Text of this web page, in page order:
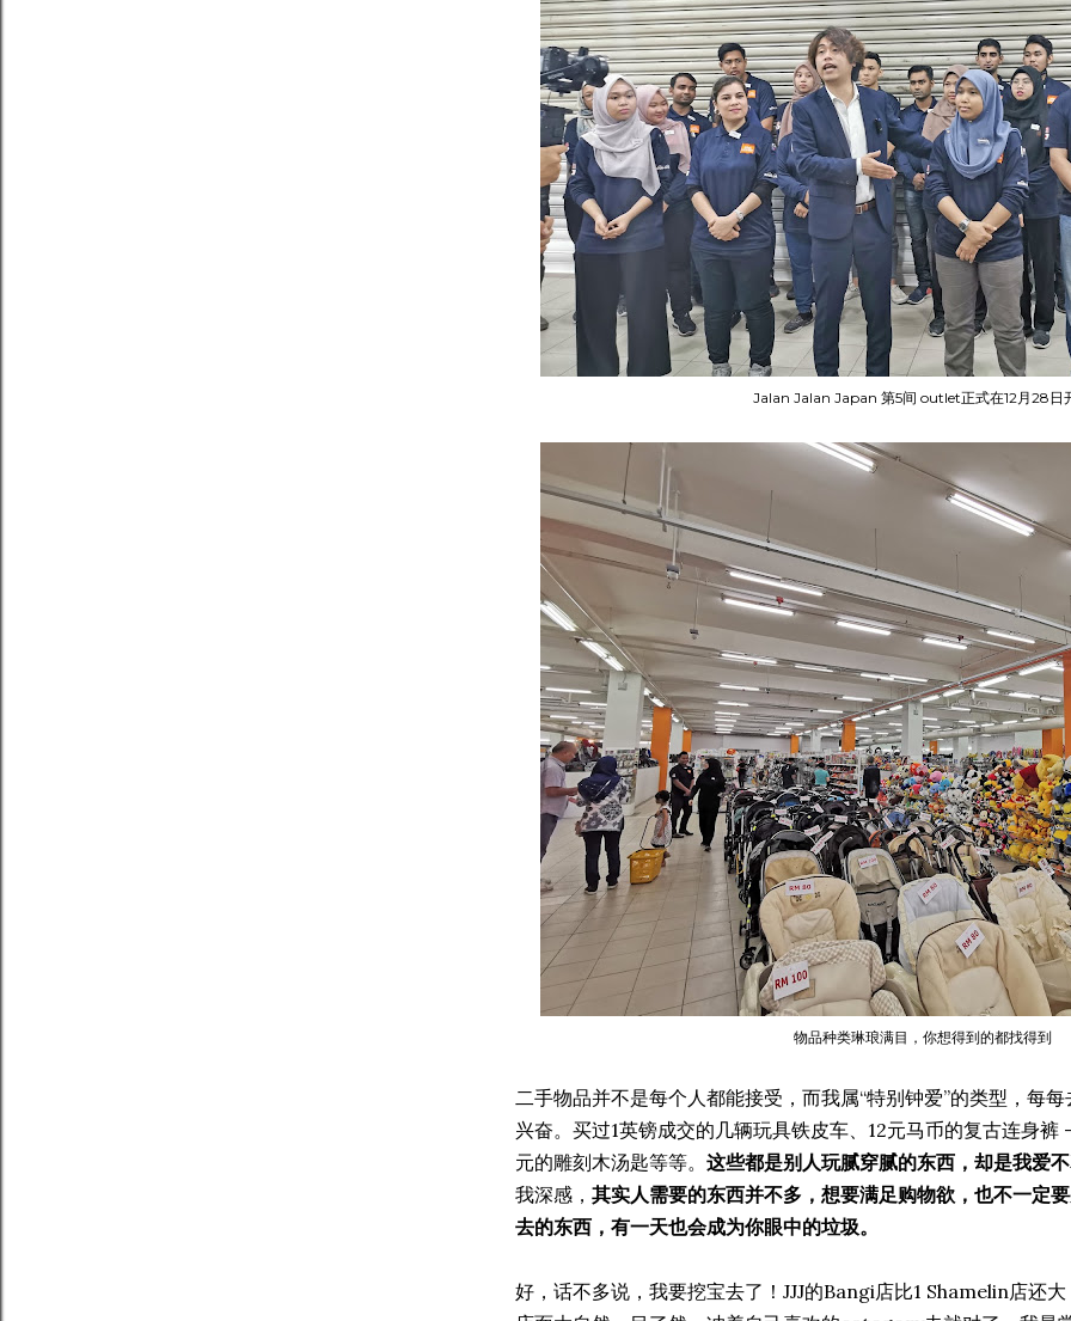
Jalan Jalan Japan 第5间 outlet正式在12月28日
物品种类琳琅满目，你想得到的都找得到
二手物品并不是每个人都能接受，而我属“特别钟爱”的类型，每
兴奋。买过1英镑成交的几辆玩具铁皮车、12元马币的复古连身
元的雕刻木汤匙等等。 这些都是别人玩腻穿腻的东西，却是我爱
我深感， 其实人需要的东西并不多，想要满足购物欲，也不一定
去的东西，有一天也会成为你眼中的垃圾。
好，话不多说，我要挖宝去了！JJJ的Bangi店比1 Shamelin店还